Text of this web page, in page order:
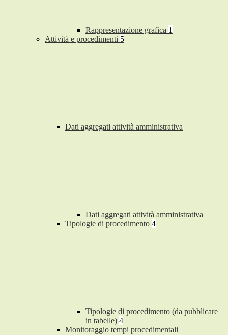
Rappresentazione grafica 1
Attività e procedimenti 5
Dati aggregati attività amministrativa
Dati aggregati attività amministrativa
Tipologie di procedimento 4
Tipologie di procedimento (da pubblicare
in tabelle) 4
Monitoraggio tempi procedimentali